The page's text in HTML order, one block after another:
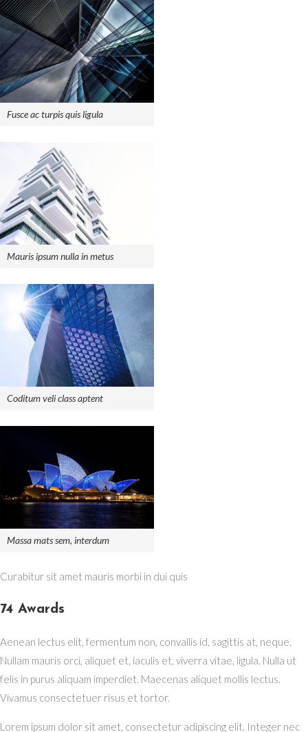
Fusce ac turpis quis ligula
Mauris ipsum nulla in metus
Coditum veli class aptent
Massa mats sem, interdum
Curabitur sit amet mauris morbi in dui quis
74 Awards
Aenean lectus elit, fermentum non, convallis id, sagittis at, neque.
Nullam mauris orci, aliquet et, iaculis et, viverra vitae, ligula. Nulla ut
felis in purus aliquam imperdiet. Maecenas aliquet mollis lectus.
Vivamus consectetuer risus et tortor.
Lorem ipsum dolor sit amet, consectetur adipiscing elit. Integer nec